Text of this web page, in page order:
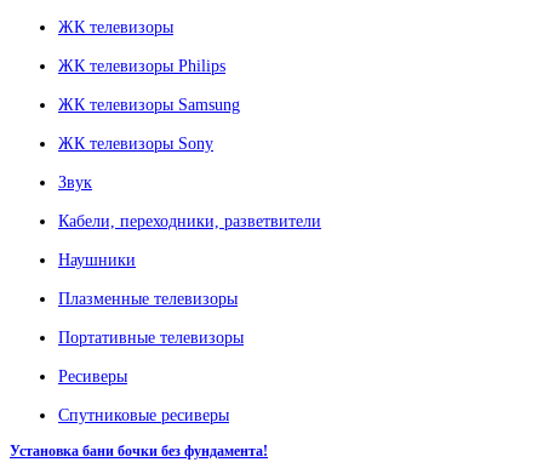
ЖК телевизоры
ЖК телевизоры Philips
ЖК телевизоры Samsung
ЖК телевизоры Sony
Звук
Кабели, переходники, разветвители
Наушники
Плазменные телевизоры
Портативные телевизоры
Ресиверы
Спутниковые ресиверы
Установка бани бочки без фундамента!